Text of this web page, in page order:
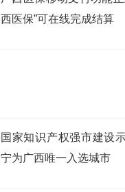
西医保”可在线完成结算
国家知识产权强市建设
宁为广西唯一入选城市